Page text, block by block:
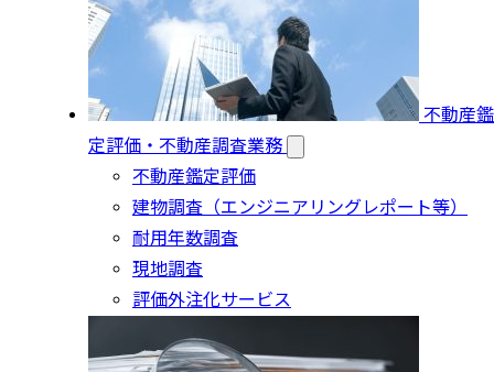
不動産鑑
定評価・不動産調査業務
不動産鑑定評価
建物調査（エンジニアリングレポート等）
耐用年数調査
現地調査
評価外注化サービス